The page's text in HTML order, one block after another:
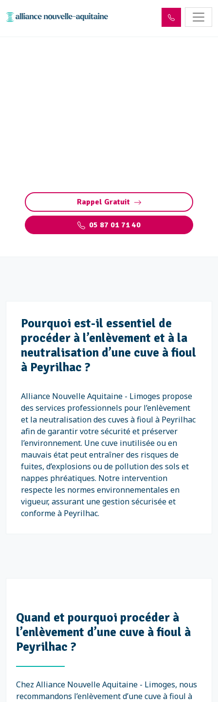
Rappel Gratuit
05 87 01 71 40
Pourquoi est-il essentiel de
procéder à l’enlèvement et à la
neutralisation d’une cuve à fioul
à Peyrilhac ?
Alliance Nouvelle Aquitaine - Limoges propose
des services professionnels pour l’enlèvement
et la neutralisation des cuves à fioul à Peyrilhac
afin de garantir votre sécurité et préserver
l’environnement. Une cuve inutilisée ou en
mauvais état peut entraîner des risques de
fuites, d’explosions ou de pollution des sols et
nappes phréatiques. Notre intervention
respecte les normes environnementales en
vigueur, assurant une gestion sécurisée et
conforme à Peyrilhac.
Quand et pourquoi procéder à
l’enlèvement d’une cuve à fioul à
Peyrilhac ?
Chez Alliance Nouvelle Aquitaine - Limoges, nous
recommandons l’enlèvement d’une cuve à fioul à